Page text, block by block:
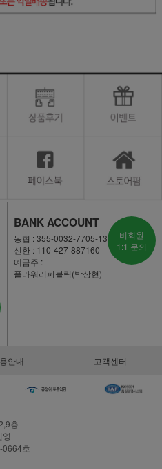
BANK ACCOUNT
농협 : 355-0032-7705-13
신한 : 110-427-887160
예금주 :
플라워리퍼블릭(박상현)
비회원
1:1 문의
안내 고객센터
층
영
0664호